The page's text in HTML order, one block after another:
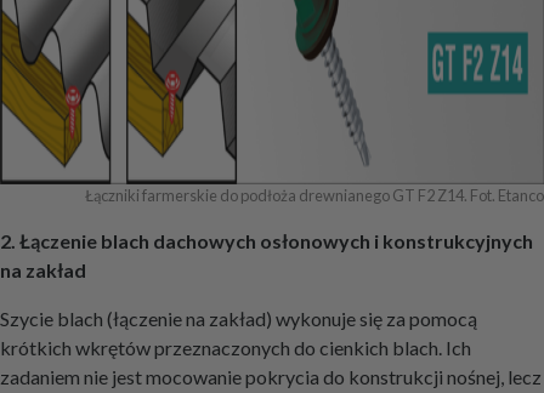
Łączniki farmerskie do podłoża drewnianego GT F2 Z14. Fot. Etanco
2. Łączenie blach dachowych osłonowych i konstrukcyjnych
na zakład
Szycie blach (łączenie na zakład) wykonuje się za pomocą
krótkich wkrętów przeznaczonych do cienkich blach. Ich
zadaniem nie jest mocowanie pokrycia do konstrukcji nośnej, lecz